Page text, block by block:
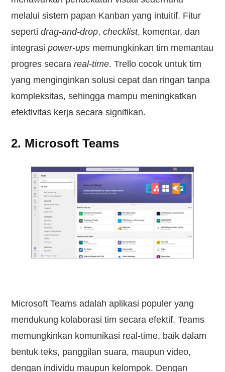
melalui sistem papan Kanban yang intuitif. Fitur
sepertidrag-and-drop,checklist, komentar, dan
integrasipower-ups memungkinkan tim memantau
progres secarareal-time. Trello cocok untuk tim
yang menginginkan solusi cepat dan ringan tanpa
kompleksitas, sehingga mampu meningkatkan
efektivitas kerja secara signifikan.
2. Microsoft Teams
Microsoft Teams adalah aplikasi populer yang
mendukung kolaborasi tim secara efektif. Teams
memungkinkan komunikasi real-time, baik dalam
bentuk teks, panggilan suara, maupun video,
dengan individu maupun kelompok. Dengan